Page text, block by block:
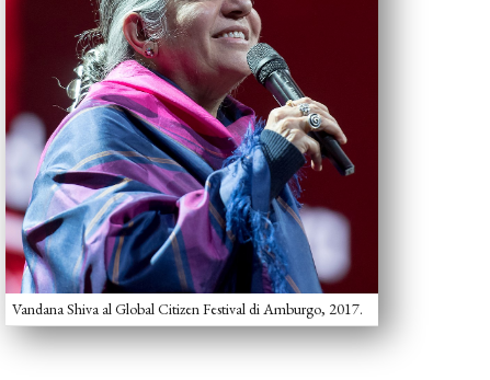
Vandana Shiva al Global Citizen Festival di Amburgo, 2017.